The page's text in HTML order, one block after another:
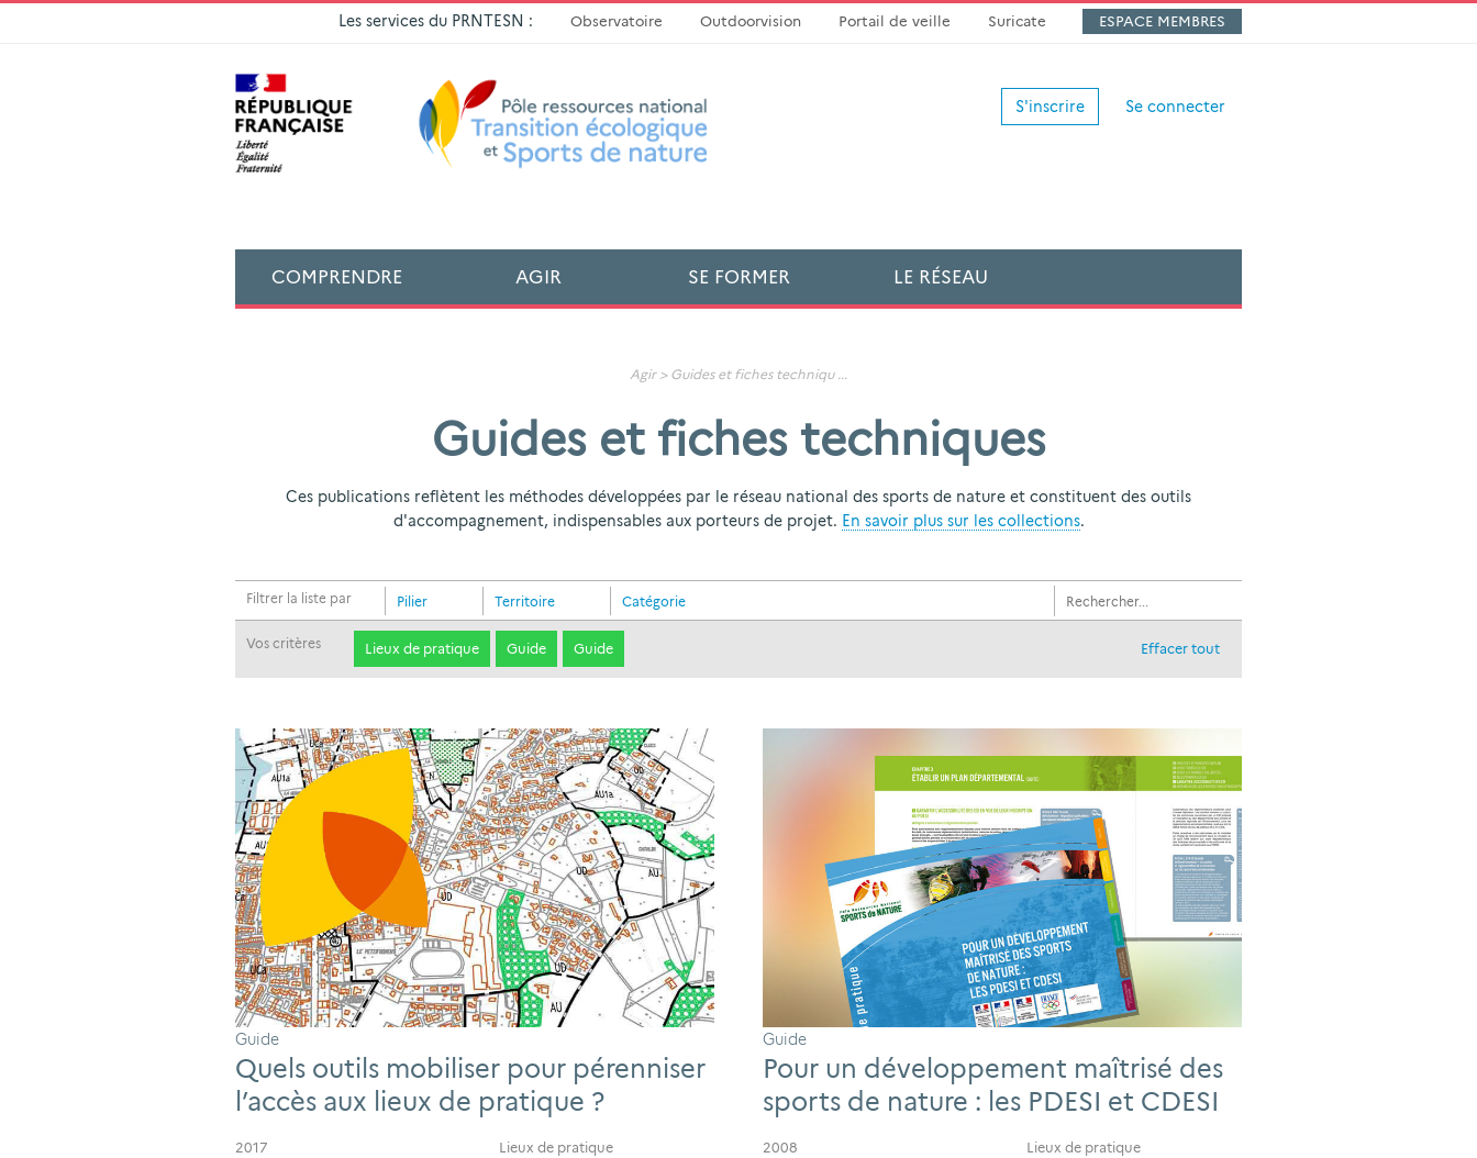
Les services du PRNTESN : Observatoire Outdoorvision Portail de veille Suricate ESPACE MEMBRES
S'inscrire Se connecter
COMPRENDRE AGIR SE FORMER LE RÉSEAU
Agir > Guides et fiches techniqu...
Guides et fiches techniques
Ces publications reflètent les méthodes développées par le réseau national des sports de nature et constituent des outils
d'accompagnement, indispensables aux porteurs de projet. En savoir plus sur les collections.
Filtrer la liste par Pilier Territoire Catégorie
Vos critères Lieux de pratique Guide Guide Effacer tout
Guide
Quels outils mobiliser pour pérenniser
l’accès aux lieux de pratique ?
2017 Lieux de pratique
Guide
Pour un développement maîtrisé des
sports de nature : les PDESI et CDESI
2008 Lieux de pratique